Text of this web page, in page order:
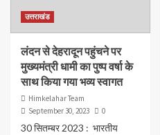
उत्तराखंड
लंदन से देहरादून पहुंचने पर
मुख्यमंत्री धामी का पुष्प वर्षा के
साथ किया गया भव्य स्वागत
Himkelahar Team
September 30, 2023
0
30 सितम्बर 2023 : भारतीय